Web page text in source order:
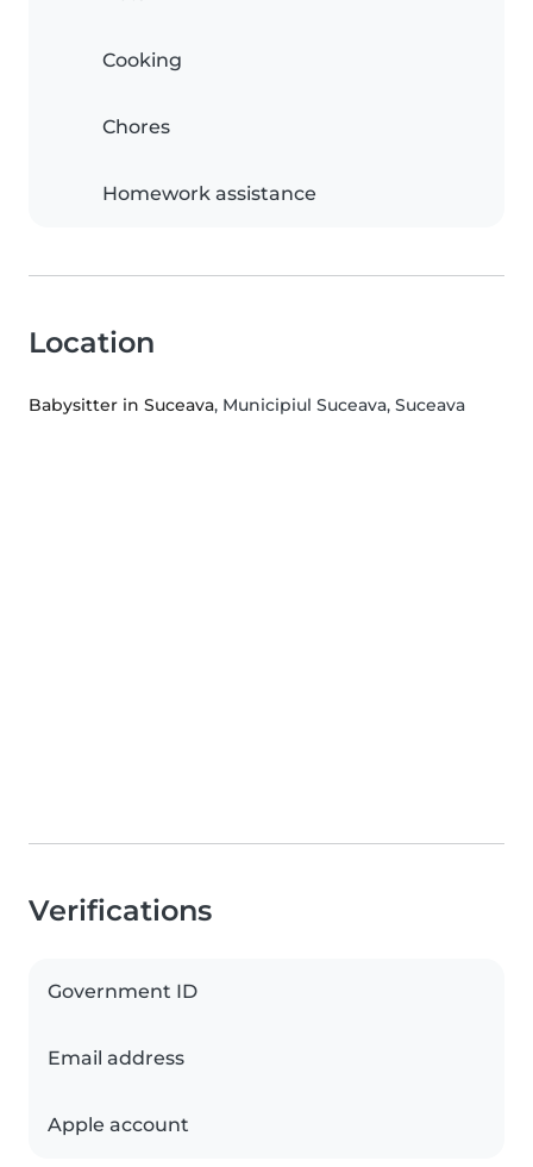
Cooking
Chores
Homework assistance
Location
Babysitter in Suceava, Municipiul Suceava, Suceava
Verifications
Government ID
Email address
Apple account